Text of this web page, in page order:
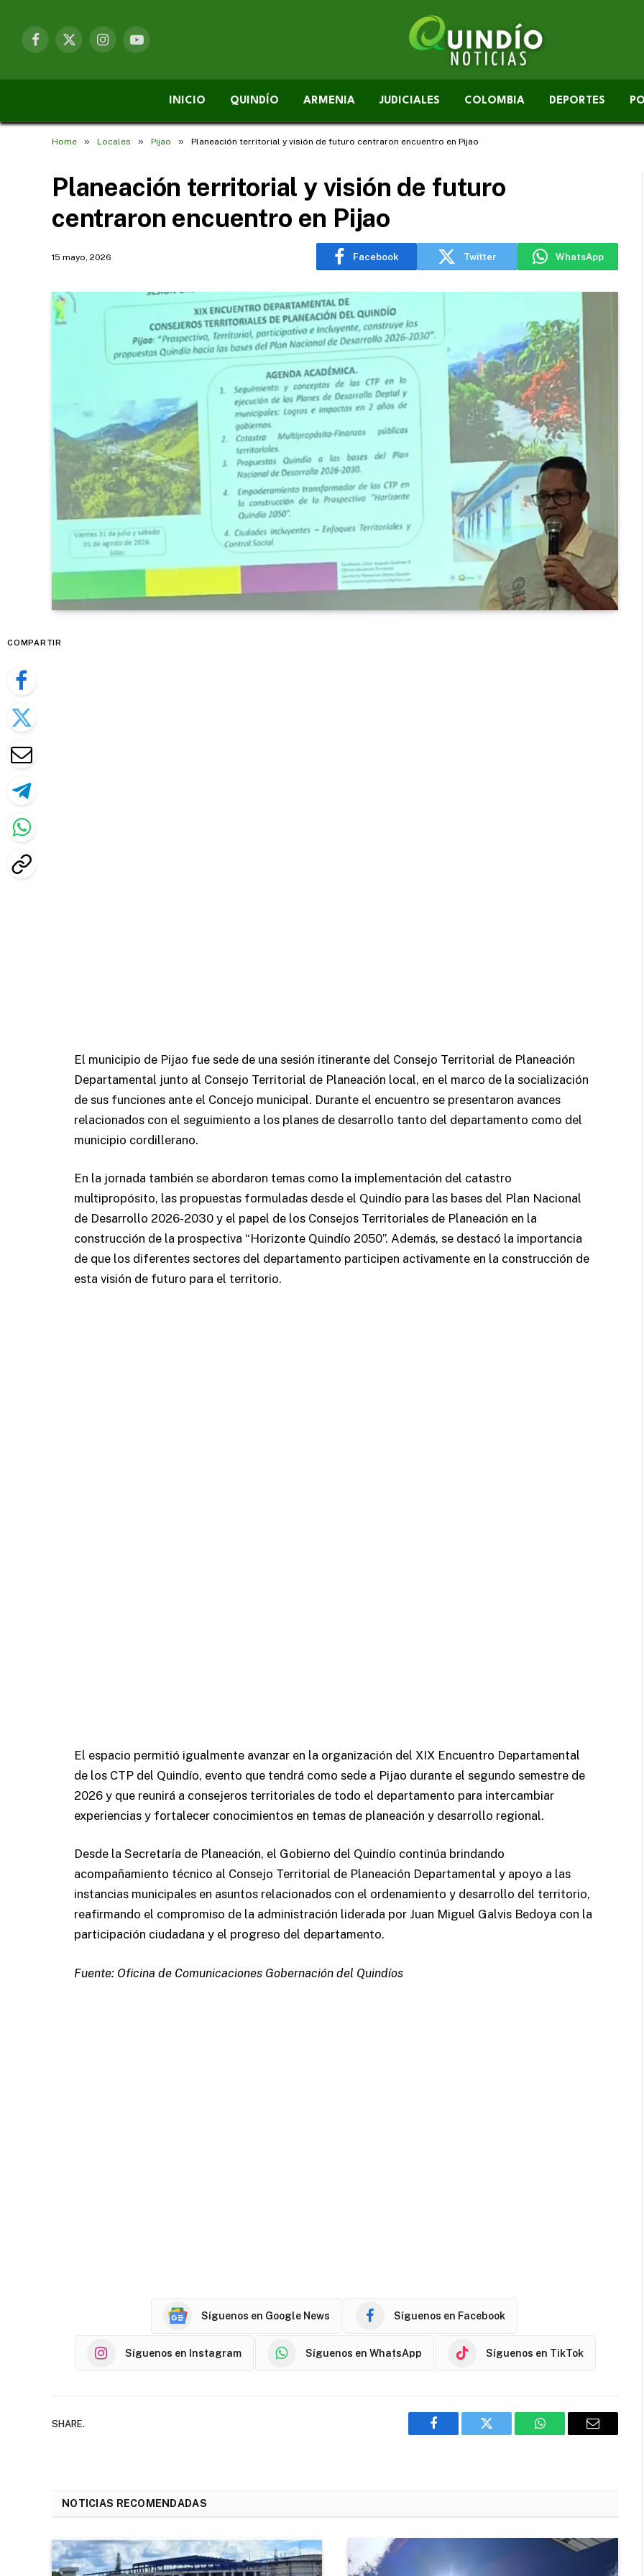
Facebook
X
InstagramYouTube
INICIO QUINDÍO ARMENIA JUDICIALES COLOMBIA DEPORTES
Home » Locales » Pijao » Planeación territorial y visión de futuro centraron encuentro en Pijao
Planeación territorial y visión de futuro
centraron encuentro en Pijao
15 mayo, 2026 Facebook Twitter WhatsApp
COMPARTIR
El municipio de Pijao fue sede de una sesión itinerante del Consejo Territorial de Planeación
Departamental junto al Consejo Territorial de Planeación local, en el marco de la socialización
de sus funciones ante el Concejo municipal. Durante el encuentro se presentaron avances
relacionados con el seguimiento a los planes de desarrollo tanto del departamento como del
municipio cordillerano.
En la jornada también se abordaron temas como la implementación del catastro
multipropósito, las propuestas formuladas desde el Quindío para las bases del Plan Nacional
de Desarrollo 2026-2030 y el papel de los Consejos Territoriales de Planeación en la
construcción de la prospectiva “Horizonte Quindío 2050”. Además, se destacó la importancia
de que los diferentes sectores del departamento participen activamente en la construcción de
esta visión de futuro para el territorio.
El espacio permitió igualmente avanzar en la organización del XIX Encuentro Departamental
de los CTP del Quindío, evento que tendrá como sede a Pijao durante el segundo semestre de
2026 y que reunirá a consejeros territoriales de todo el departamento para intercambiar
experiencias y fortalecer conocimientos en temas de planeación y desarrollo regional.
Desde la Secretaría de Planeación, el Gobierno del Quindío continúa brindando
acompañamiento técnico al Consejo Territorial de Planeación Departamental y apoyo a las
instancias municipales en asuntos relacionados con el ordenamiento y desarrollo del territorio,
reafirmando el compromiso de la administración liderada por Juan Miguel Galvis Bedoya con la
participación ciudadana y el progreso del departamento.
Fuente: Oficina de Comunicaciones Gobernación del Quindíos
Síguenos en Google News Síguenos en Facebook
Síguenos en Instagram Síguenos en WhatsApp Síguenos en TikTok
SHARE.
Facebook Twitter WhatsAppEmail
NOTICIAS RECOMENDADAS